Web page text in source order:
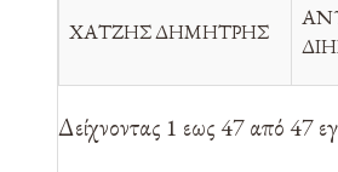
ΧΑΤΖΗΣ ΔΗΜΗΤΡΗΣ
Δείχνοντας 1 εως 47 από 47